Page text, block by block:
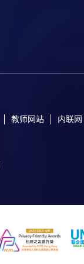
教师网站 内联网